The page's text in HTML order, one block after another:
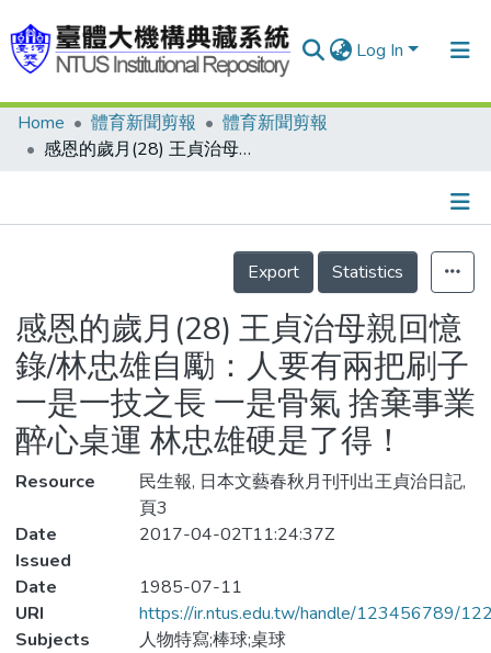
Log In
Communities & Collections
Statistics
Home 體育新聞剪報
體育新聞剪報
感恩的歲月(28) 王貞治母親回憶錄/林忠雄自勵：人要有兩把刷子 一是一技之長 一是骨氣 捨棄事業醉心桌運 林忠雄硬是了得！
Details
Export
Statistics
感恩的歲月(28) 王貞治母親回憶
錄/林忠雄自勵：人要有兩把刷子
一是一技之長 一是骨氣 捨棄事業
醉心桌運 林忠雄硬是了得！
Resource
民生報, 日本文藝春秋月刊刊出王貞治日記,
頁3
Date
Issued
2017-04-02T11:24:37Z
Date
1985-07-11
URI
https://ir.ntus.edu.tw/handle/123456789/
Subjects
人物特寫;棒球;桌球